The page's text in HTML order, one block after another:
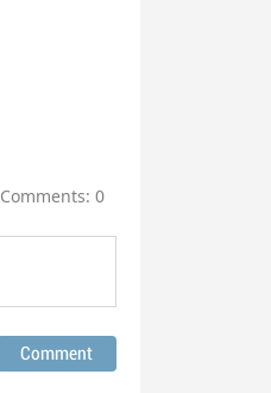
Comments: 0